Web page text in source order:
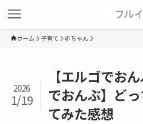
ホーム 子育て 赤ちゃん
【エルゴでお
でおんぶ】ど
てみた感想
2026
1/19